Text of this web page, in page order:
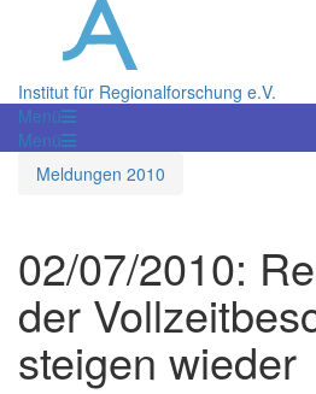
Institut für Regionalforschung e.V.
Menü
Menü
Meldungen 2010
02/07/2010:
der
steigen wieder